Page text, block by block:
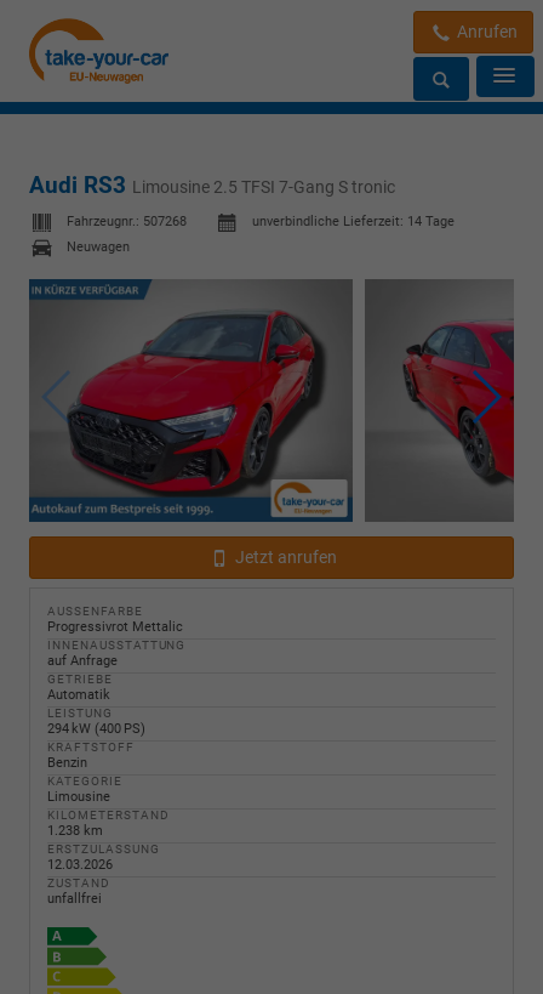
Anrufen
Audi RS3 Limousine 2.5 TFSI 7-Gang S tronic
Fahrzeugnr.: 507268 unverbindliche Lieferzeit: 14 Tage
Neuwagen
Jetzt anrufen
AUSSENFARBE
Progressivrot Mettalic
INNENAUSSTATTUNG
auf Anfrage
GETRIEBE
Automatik
LEISTUNG
294 kW (400 PS)
KRAFTSTOFF
Benzin
KATEGORIE
Limousine
KILOMETERSTAND
1.238 km
ERSTZULASSUNG
12.03.2026
ZUSTAND
unfallfrei